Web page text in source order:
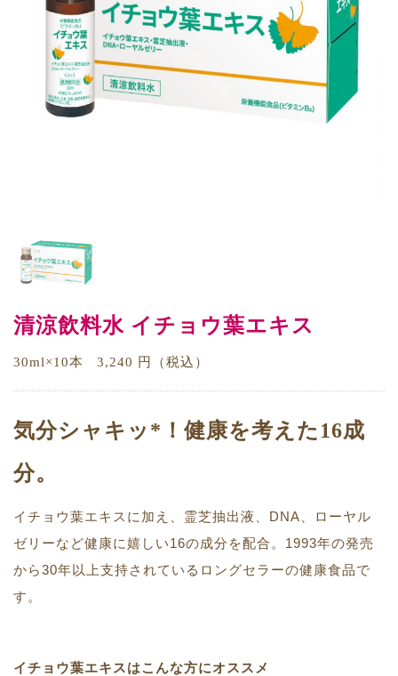
清涼飲料水 イチョウ葉エキス
30ml×10本 3,240 円（税込）
気分シャキッ*！健康を考えた16成
分。
イチョウ葉エキスに加え、霊芝抽出液、DNA、ローヤル
ゼリーなど健康に嬉しい16の成分を配合。1993年の発売
から30年以上支持されているロングセラーの健康食品で
す。
イチョウ葉エキスはこんな方にオススメ